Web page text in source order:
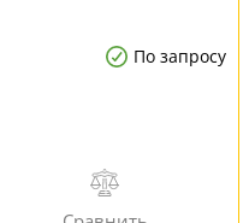
По запросу